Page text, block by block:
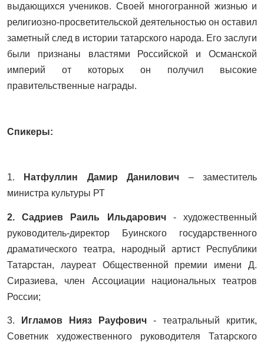
выдающихся учеников. Своей многогранной жизнью и
религиозно-просветительской деятельностью он оставил
заметный след в истории татарского народа. Его заслуги
были признаны властями Российской и Османской
империй от которых он получил высокие
правительственные награды.
Спикеры:
1. Натфуллин Дамир Данилович – заместитель
министра культуры РТ
2. Садриев Раиль Ильдарович- художественный
руководитель-директор Буинского государственного
драматического театра, народный артист Республики
Татарстан, лауреат Общественной премии имени Д.
Сиразиева, член Ассоциации национальных театров
России;
3. Игламов Нияз Рауфович - театральный критик,
Советник художественного руководителя Татарского